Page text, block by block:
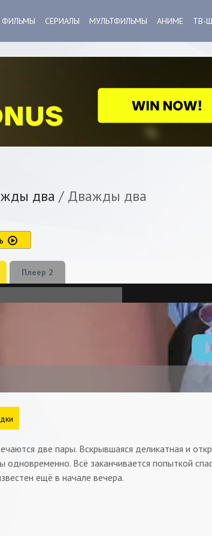
ФИЛЬМЫ СЕРИАЛЫ МУЛЬТФИЛЬМЫ АНИМЕ ТВ-
два / Дважды два
Плеер 2
две пары. Вскрывшаяся деликатная и
одновременно. Всё заканчивается попыткой
ещё в начале вечера.